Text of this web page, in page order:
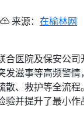
来源： 在榆林网
合医院及保安公
发滋事等高频警情
散、救护等全流
验并提升了最小作